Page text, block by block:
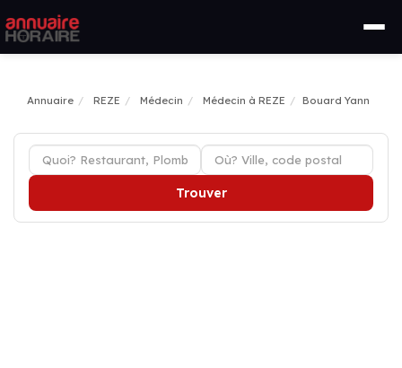
Annuaire REZE Médecin Médecin à REZE Bouard Yann
Trouver